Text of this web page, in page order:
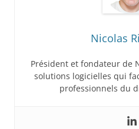
Nicolas
Président et fondateur de
solutions logicielles qui
professionnels du